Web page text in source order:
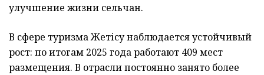
улучшение жизни сельчан.
В сфере туризма Жетісу наблюдается устойчивый
рост: по итогам 2025 года работают 409 мест
размещения. В отрасли постоянно занято более